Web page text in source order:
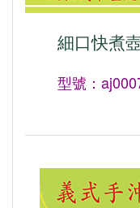
細口快煮
型號：